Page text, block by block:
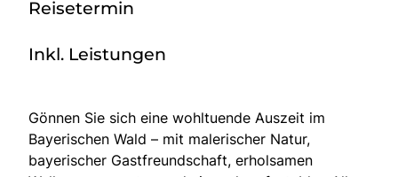
Reisetermin
Inkl. Leistungen
Gönnen Sie sich eine wohltuende Auszeit im
Bayerischen Wald – mit malerischer Natur,
bayerischer Gastfreundschaft, erholsamen